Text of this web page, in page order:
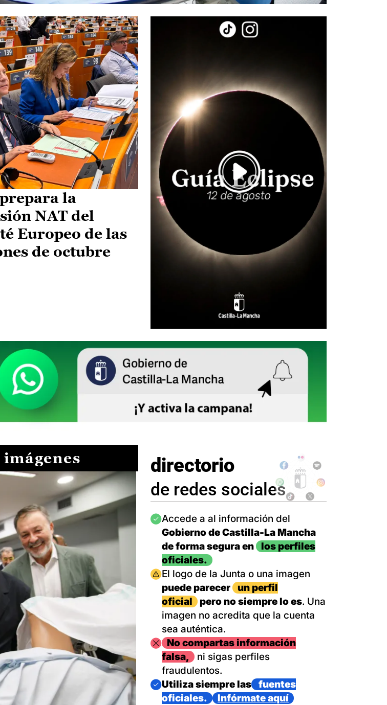
la
NAT del
Europeo de las
de octubre
directorio
de redes sociales
Imagen
Accede a al información del
Gobierno de Castilla-La Mancha
de forma segura en
los perfiles
oficiales.
Imagen
El logo de la Junta o una imagen
puede parecer
un perfil
oficial
pero no siempre lo es. Una
imagen no acredita que la cuenta
sea auténtica.
ImagenNo compartas información
falsa,
ni sigas perfiles
fraudulentos.
Imagen
Utiliza siempre las
fuentes
oficiales.
Infórmate aquí